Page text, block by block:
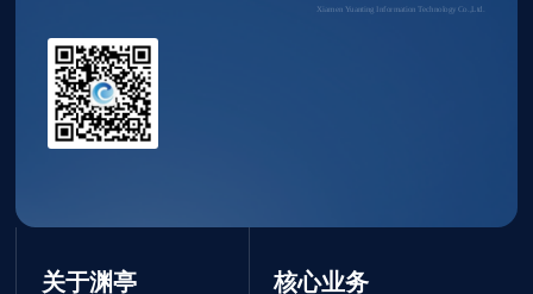
关于渊亭 核心业务
Xiamen Yuanting Information Technology Co.,Ltd.